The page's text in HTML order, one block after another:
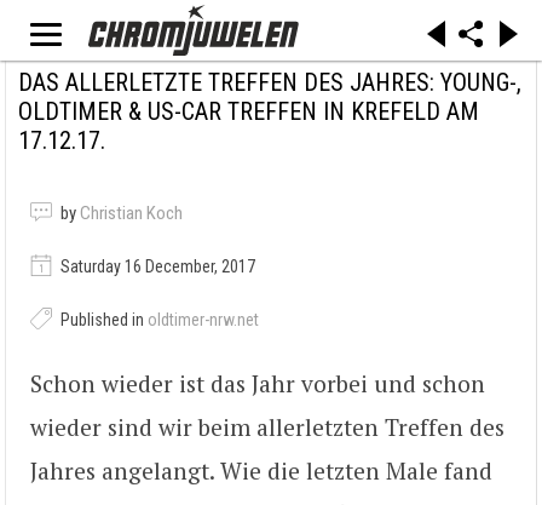
DAS ALLERLETZTE TREFFEN DES JAHRES: YOUNG-,
OLDTIMER & US-CAR TREFFEN IN KREFELD AM
17.12.17.
by Christian Koch
Saturday 16 December, 2017
Published in oldtimer-nrw.net
Schon wieder ist das Jahr vorbei und schon
wieder sind wir beim allerletzten Treffen des
Jahres angelangt. Wie die letzten Male fand